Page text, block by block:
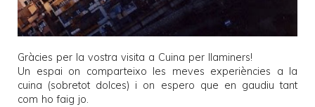
Gràcies per la vostra visita a Cuina per llaminers!
Un espai on comparteixo les meves experiències a la
cuina (sobretot dolces) i on espero que en gaudiu tant
com ho faig jo.